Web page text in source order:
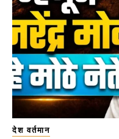
देश वर्तमान